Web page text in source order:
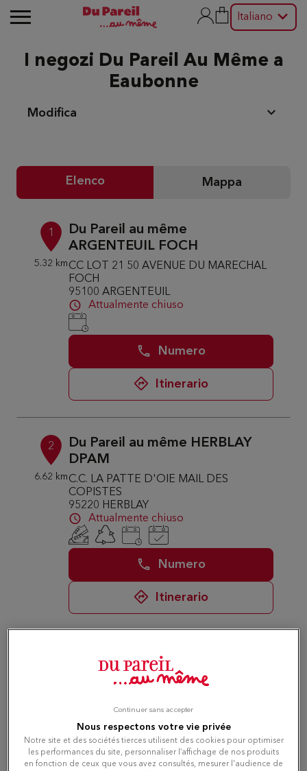
Italiano
I negozi Du Pareil Au Même a
Eaubonne
Modifica
Elenco Mappa
1
5.32 km
Du Pareil au même
ARGENTEUIL FOCH
CC LOT 21 50 AVENUE DU MARECHAL
FOCH
95100 ARGENTEUIL
Attualmente chiuso
Numero
Itinerario
2
6.62 km
Du Pareil au même HERBLAY
DPAM
C.C. LA PATTE D'OIE MAIL DES
COPISTES
95220 HERBLAY
Attualmente chiuso
Numero
Itinerario
Du Pareil au même CLICHY
JAURES
92110 CLICHY
Numero
Nous respectons votre vie privée
Notre site et des sociétés tierces utilisent des cookies pour optimiser
les performances du site, personnaliser l’affichage de nos produits
en fonction de ceux que vous avez consultés, mesurer l'audience de
Continuer sans accepter